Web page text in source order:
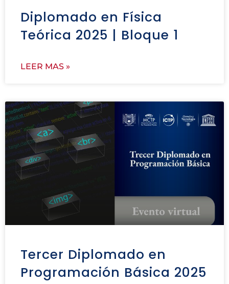
Diplomado en Física
Teórica 2025 | Bloque 1
LEER MAS »
Tercer Diplomado en
Programación Básica 2025